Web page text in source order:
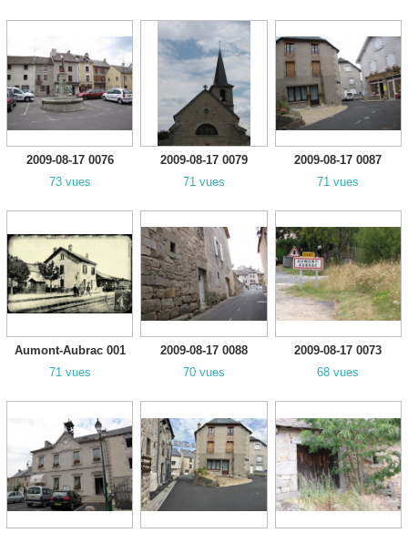
2009-08-17 0076
73 vues
2009-08-17 0079
71 vues
2009-08-17 0087
71 vues
Aumont-Aubrac 001
71 vues
2009-08-17 0088
70 vues
2009-08-17 0073
68 vues